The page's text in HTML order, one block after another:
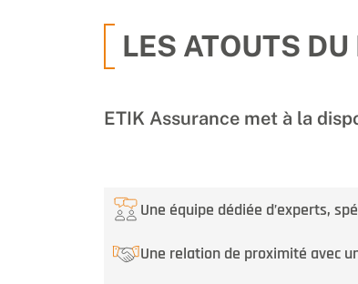
LES ATOUTS
ETIK Assurance met à la
Une équipe dédiée d’experts,
Une relation de proximité avec